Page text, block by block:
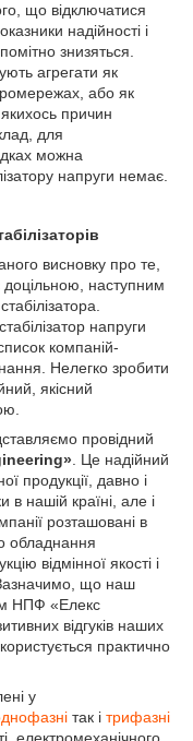
що відключатися
надійності і
знизяться.
агрегати як
або як
причин
для
можна
напруги немає.
висновку про те,
доцільною, наступним
напруги
компаній-
Нелегко зробити
якісний
провідний
. Це надійний
продукції, давно і
в нашій країні, але і
розташовані в
обладнання
відмінної якості і
що наш
НПФ «Елекс
відгуків наших
практично
у
так і трифазні